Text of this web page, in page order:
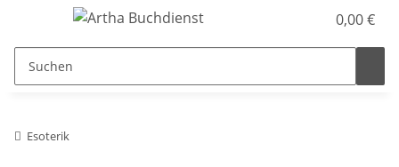
0,00 €
Esoterik